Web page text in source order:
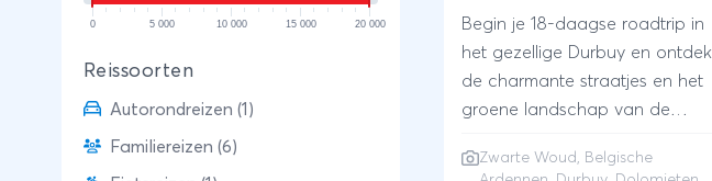
0 5 000 10 000 15 000 20 000
Reissoorten
Autorondreizen (1)
Familiereizen (6)
Begin je 18-daagse roadtrip in
het gezellige Durbuy en ontdek
de charmante straatjes en het
groene landschap van de
Haslach im Kinzigtal en dompel
Zwarte Woud , Belgische